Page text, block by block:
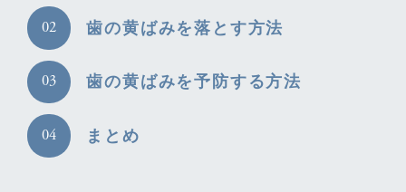
歯の黄ばみを落とす方法
歯の黄ばみを予防する方法
まとめ